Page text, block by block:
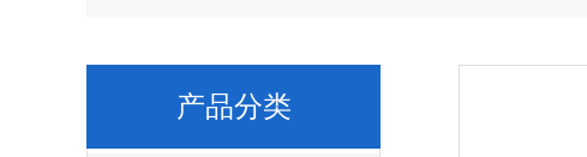
产品分类